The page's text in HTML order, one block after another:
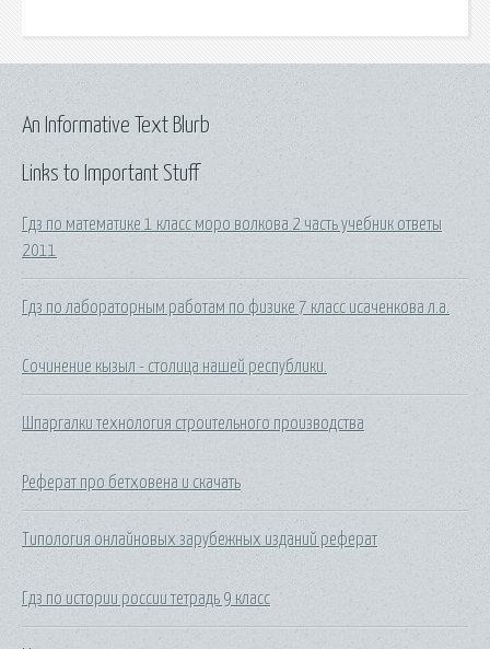
Links to Important Stuff
Гдз по математике 1 класс моро волкова 2 часть учебник ответы
2011
Гдз по лабораторным работам по физике 7 класс исаченкова л.а.
Сочинение кызыл - столица нашей республики.
Шпаргалки технология строительного производства
Реферат про бетховена и скачать
Типология онлайновых зарубежных изданий реферат
Гдз по истории россии тетрадь 9 класс
An Informative Text Blurb